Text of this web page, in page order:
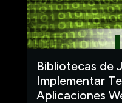
Bibliotecas de
Implementar
Aplicaciones